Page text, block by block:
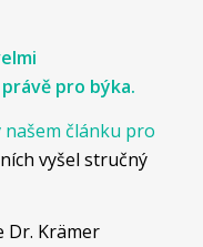
pro býka.
našem článku pro
vyšel stručný
Dr. Krämer